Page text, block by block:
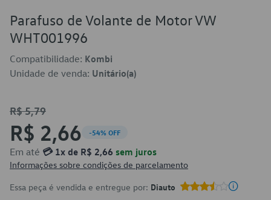
Parafuso de Volante de Motor VW
WHT001996
Compatibilidade: Kombi
Unidade de venda: Unitário(a)
R$ 5,79
R$ 2,66 -54% OFF
Em até 💳 1x de R$ 2,66 sem juros
Informações sobre condições de parcelamento
Essa peça é vendida e entregue por: Diauto